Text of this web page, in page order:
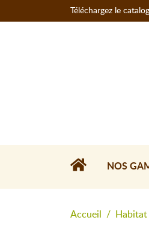
Téléchargez le
NOS
Accueil Habitat